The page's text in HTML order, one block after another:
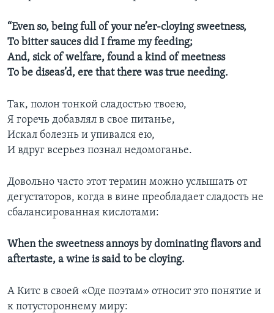
“Even so, being full of your ne’er-cloying sweetness,
To bitter sauces did I frame my feeding;
And, sick of welfare, found a kind of meetness
To be diseas’d, ere that there was true needing.
Так, полон тонкой сладостью твоею,
Я горечь добавлял в свое питанье,
Искал болезнь и упивался ею,
И вдруг всерьез познал недомоганье.
Довольно часто этот термин можно услышать от
дегустаторов, когда в вине преобладает сладость не
сбалансированная кислотами:
When the sweetness annoys by dominating flavors and
aftertaste, a wine is said to be cloying.
А Китс в своей «Оде поэтам» относит это понятие и
к потустороннему миру: